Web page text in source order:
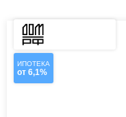
ИПОТЕКА
от 6,1%